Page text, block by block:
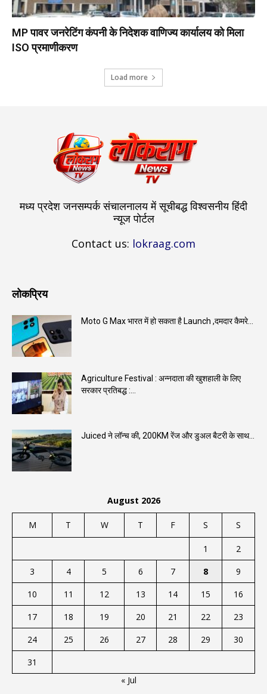
MP पावर जनरेटिंग कंपनी के निदेशक वाणिज्य कार्यालय को मिला
ISO प्रमाणीकरण
Load more
मध्य प्रदेश जनसम्पर्क संचालनालय में सूचीबद्ध विश्वसनीय हिंदी
न्यूज पोर्टल
Contact us: lokraag.com
लोकप्रिय
Moto G Max भारत में हो सकता है Launch ,दमदार कैमरे...
Agriculture Festival : अन्नदाता की खुशहाली के लिए
सरकार प्रतिबद्ध :...
Juiced ने लॉन्च की, 200KM रेंज और डुअल बैटरी के साथ...
August 2026
M T W T F S S
1
2
3
4 5 6 7 8
9
10
11 12 13 14 15
16
17
18 19 20 21 22
23
24
25 26 27 28 29
30
31
« Jul